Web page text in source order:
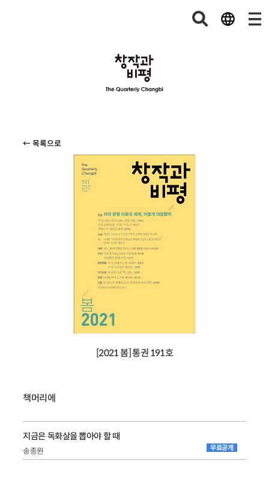
← 목록으로
[2021 봄] 통권 191호
책머리에
지금은 독화살을 뽑아야 할 때
송종원 무료공개